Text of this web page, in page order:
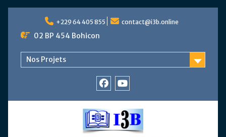
content
+229 64 405 855 contact@i3b.online
02 BP 454 Bohicon
Nos Projets
Youtube